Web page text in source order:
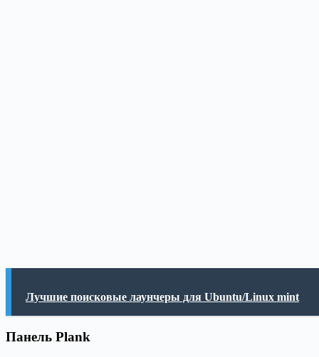
Лучшие поисковые лаунчеры для Ubuntu/Linux mint
Панель Plank